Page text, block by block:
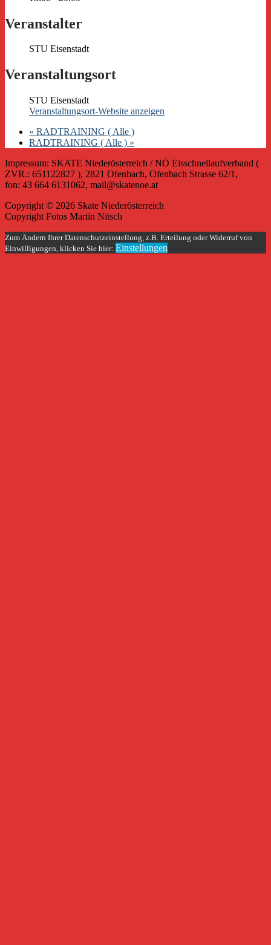
Veranstalter
STU Eisenstadt
Veranstaltungsort
STU Eisenstadt
Veranstaltungsort-Website anzeigen
« RADTRAINING ( Alle )
RADTRAINING ( Alle ) »
Impressum: SKATE Niederösterreich / NÖ Eisschnellaufverband (
ZVR.: 651122827 ), 2821 Ofenbach, Ofenbach Strasse 62/1,
fon: 43 664 6131062, mail@skatenoe.at
Copyright © 2026 Skate Niederösterreich
Copyright Fotos Martin Nitsch
Zum Ändern Ihrer Datenschutzeinstellung, z.B. Erteilung oder Widerruf von
Einwilligungen, klicken Sie hier: Einstellungen